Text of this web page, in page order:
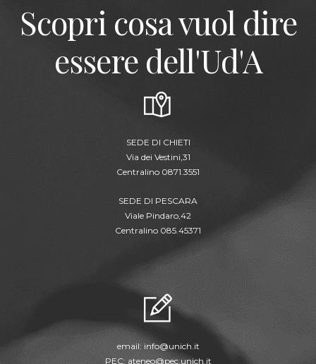
Scopri cosa vuol dire
essere dell'Ud'A
SEDE DI CHIETI
Via dei Vestini,31
Centralino 0871.3551
SEDE DI PESCARA
Viale Pindaro,42
Centralino 085.45371
email: info@unich.it
PEC: ateneo@pec.unich.it